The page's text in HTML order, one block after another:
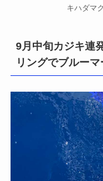
キハダマ
9月中旬カジキ連
リングでブルー